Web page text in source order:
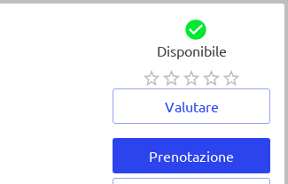
Disponibile
Valutare
Prenotazione